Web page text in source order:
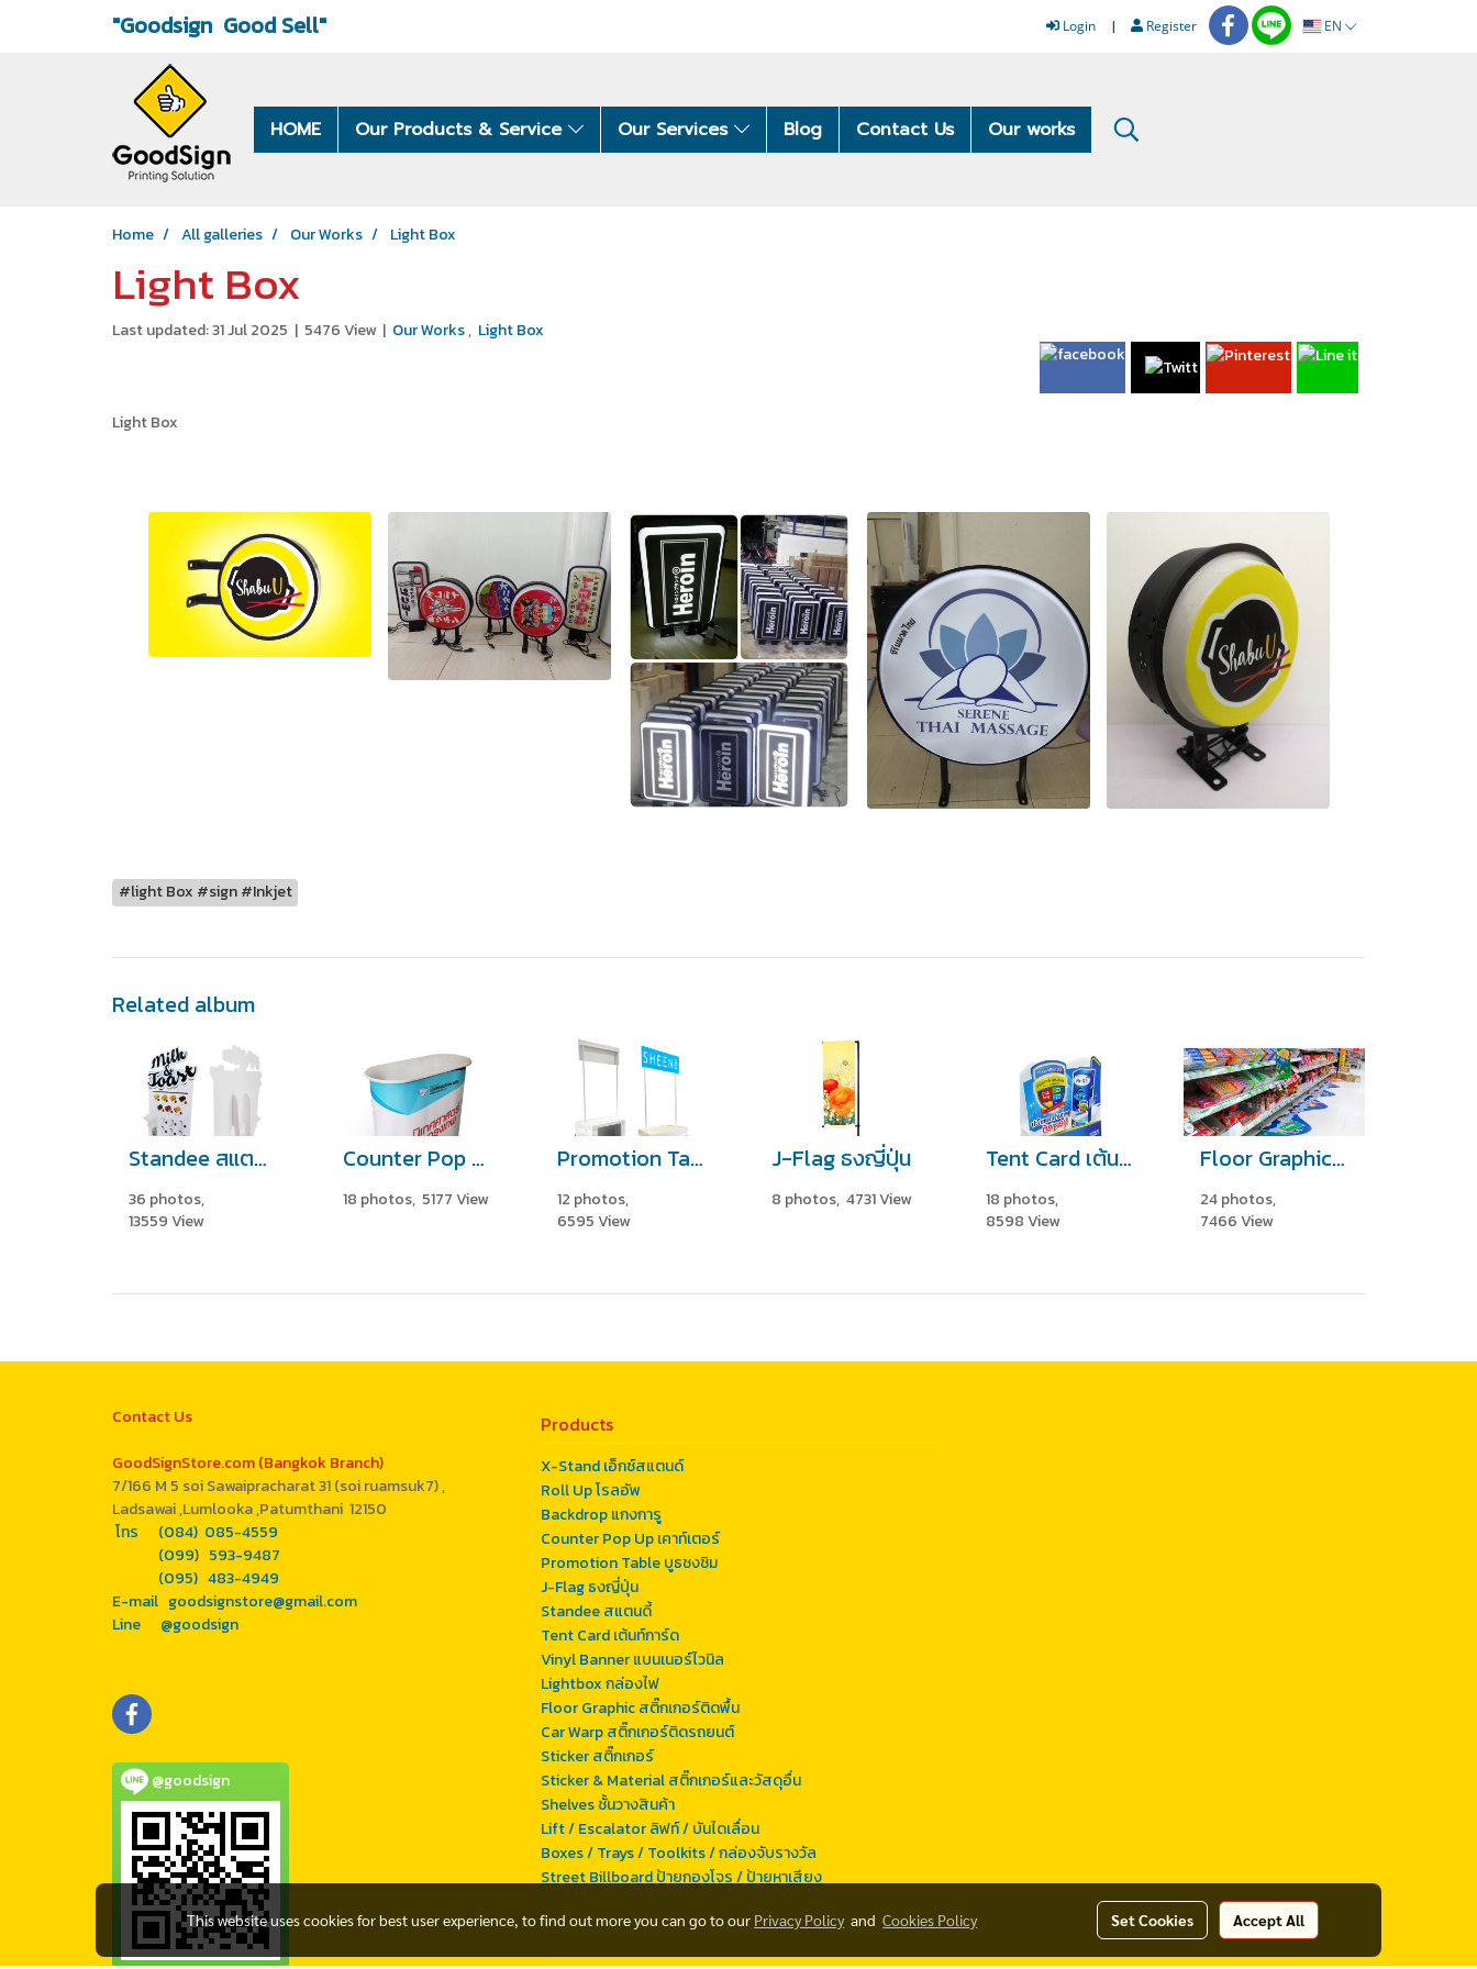
"Goodsign Good Sell" Login Register EN
HOME Our Products & Service Our Services Blog Contact Us Our works
Home All galleries Our Works Light Box
Light Box
Last updated: 31 Jul 2025 | 5476 View | Our Works, Light Box
Light Box
#light Box #sign #Inkjet
Related album
Standee สแตนดี้
36 photos,
13559 View
Counter Pop Up เคาท์เตอร์
18 photos, 5177 View
Promotion Table บูธชงชิม
12 photos,
6595 View
J-Flag ธงญี่ปุ่น
8 photos, 4731 View
Tent Card เต้นท์การ์ด
18 photos,
8598 View
Floor Graphic สติ๊กเกอร์ติดพื้น
24 photos,
7466 View
Contact Us
GoodSignStore.com (Bangkok Branch)
7/166 M 5 soi Sawaipracharat 31 (soi ruamsuk7) ,
Ladsawai ,Lumlooka ,Patumthani 12150
โทร (084) 085-4559
(099) 593-9487
(095) 483-4949
E-mail goodsignstore@gmail.com
Line @goodsign
@goodsign
Products
X-Stand เอ็กซ์สแตนด์
Roll Up โรลอัพ
Backdrop แกงการู
Counter Pop Up เคาท์เตอร์
Promotion Table บูธชงชิม
J-Flag ธงญี่ปุ่น
Standee สแตนดี้
Tent Card เต้นท์การ์ด
Vinyl Banner แบนเนอร์ไวนิล
Lightbox กล่องไฟ
Floor Graphic สติ๊กเกอร์ติดพื้น
Car Warp สติ๊กเกอร์ติดรถยนต์
Sticker สติ๊กเกอร์
Sticker & Material สติ๊กเกอร์และวัสดุอื่น
Shelves ชั้นวางสินค้า
Lift / Escalator ลิฟท์ / บันไดเลื่อน
Boxes / Trays / Toolkits / กล่องจับรางวัล
Street Billboard ป้ายกองโจร / ป้ายหาเสียง
This website uses cookies for best user experience, to find out more you can go to our Privacy PolicyandCookies Policy Set Cookies Accept All